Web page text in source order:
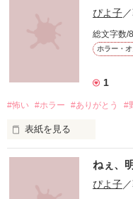
ぴよ子
総文字数/
ホラー・
1
#怖い #ホラー #ありがとう #
表紙を見る
むかーしむかし、あると
それはそれはかわいい女
ねぇ、
ぴよ子